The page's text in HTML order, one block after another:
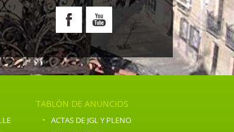
TABLÓN DE ANUNCIOS
· ACTAS DE JGL Y PLENO